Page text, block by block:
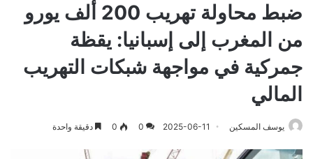
ضبط محاولة تهريب 200 ألف يورو
من المغرب إلى إسبانيا: يقظة
جمركية في مواجهة شبكات التهريب
المالي
يوسف المسكين 2025-06-11
0
0 دقيقة واحدة